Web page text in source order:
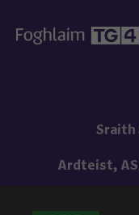
Sraith
Ardteist,